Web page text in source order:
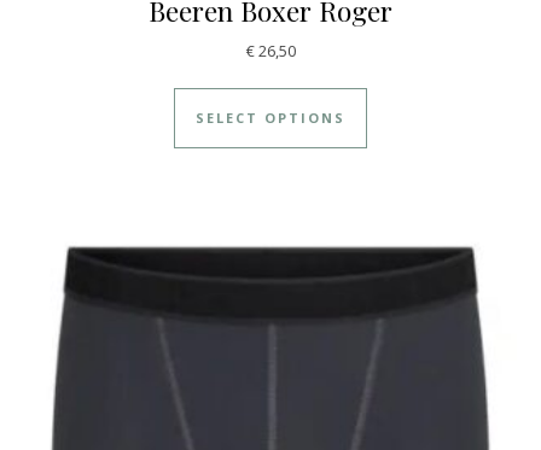
Beeren Boxer Roger
€26,50
SELECT OPTIONS